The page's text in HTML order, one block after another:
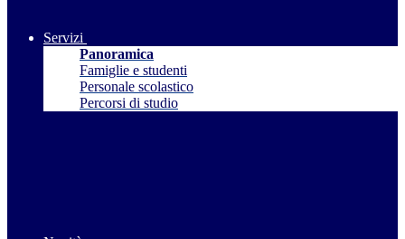
Servizi
Panoramica
Famiglie e studenti
Personale scolastico
Percorsi di studio